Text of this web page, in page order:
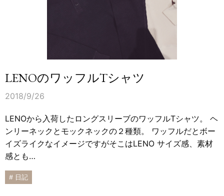
LENOのワッフルTシャツ
2018/9/26
LENOから入荷したロングスリーブのワッフルTシャツ。 ヘ
ンリーネックとモックネックの２種類。 ワッフルだとボー
イズライクなイメージですがそこはLENO サイズ感、素材
感とも…
# 日記